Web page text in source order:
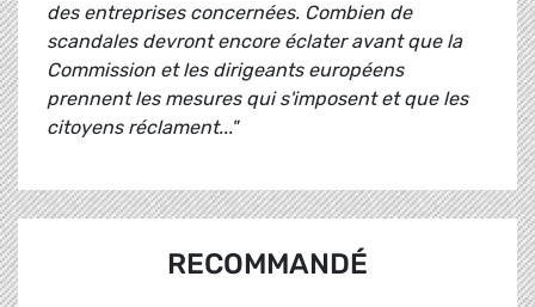
des entreprises concernées. Combien de
scandales devront encore éclater avant que la
Commission et les dirigeants européens
prennent les mesures qui s'imposent et que les
citoyens réclament..."
RECOMMANDÉ